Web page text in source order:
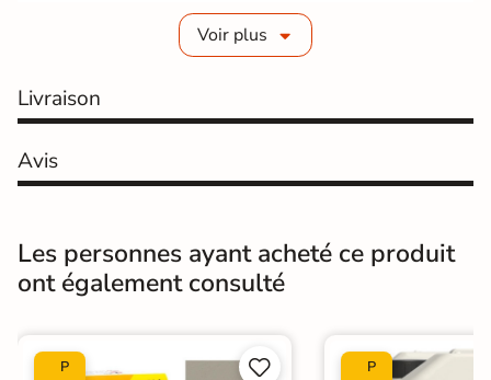
Sol intérieur
Fabrication
Résistance à
Masse colorée Non
Finition Mate
Voir plus
Livraison
Avis
Les personnes ayant acheté ce produit
ont également consulté
P


P